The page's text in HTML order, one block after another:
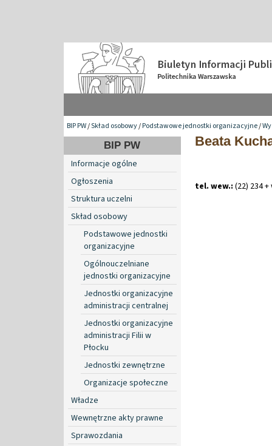
BIP PW/Skład osobowy/Podstawowe jednostki organizacyjne/
BIP PW
Informacje ogólne
Ogłoszenia
Struktura uczelni
Skład osobowy
Podstawowe jednostki
organizacyjne
Ogólnouczelniane
jednostki organizacyjne
Jednostki organizacyjne
administracji centralnej
Jednostki organizacyjne
administracji Filii w
Płocku
Jednostki zewnętrzne
Organizacje społeczne
Władze
Wewnętrzne akty prawne
Sprawozdania
Beata
tel. wew.: (22) 234